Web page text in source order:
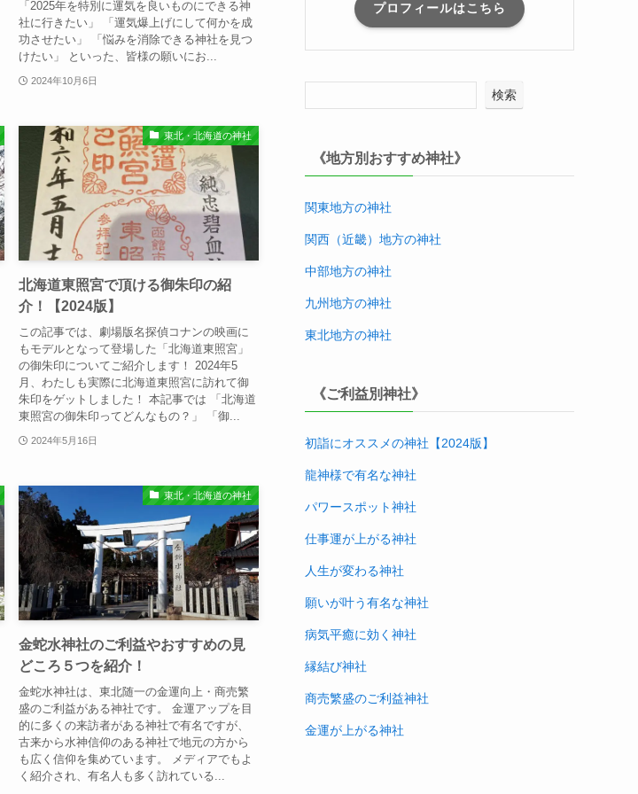
「2025年を特別に運気を良いものにできる神
社に行きたい」 「運気爆上げにして何かを成
功させたい」 「悩みを消除できる神社を見つ
けたい」 といった、皆様の願いにお...
2024年10月6日
東北・北海道の神社
北海道東照宮で頂ける御朱印の紹
介！【2024版】
この記事では、劇場版名探偵コナンの映画に
もモデルとなって登場した「北海道東照宮」
の御朱印についてご紹介します！ 2024年5
月、わたしも実際に北海道東照宮に訪れて御
朱印をゲットしました！ 本記事では 「北海道
東照宮の御朱印ってどんなもの？」 「御...
2024年5月16日
東北・北海道の神社
⾦蛇⽔神社のご利益やおすすめの⾒
どころ５つを紹介！
金蛇水神社は、東北随一の金運向上・商売繁
盛のご利益がある神社です。 金運アップを目
的に多くの来訪者がある神社で有名ですが、
古来から水神信仰のある神社で地元の方から
も広く信仰を集めています。 メディアでもよ
く紹介され、有名人も多く訪れている...
プロフィールはこちら
検索
《地方別おすすめ神社》
関東地方の神社
関西（近畿）地方の神社
中部地方の神社
九州地方の神社
東北地方の神社
《ご利益別神社》
初詣にオススメの神社【2024版】
龍神様で有名な神社
パワースポット神社
仕事運が上がる神社
人生が変わる神社
願いが叶う有名な神社
病気平癒に効く神社
縁結び神社
商売繁盛のご利益神社
金運が上がる神社